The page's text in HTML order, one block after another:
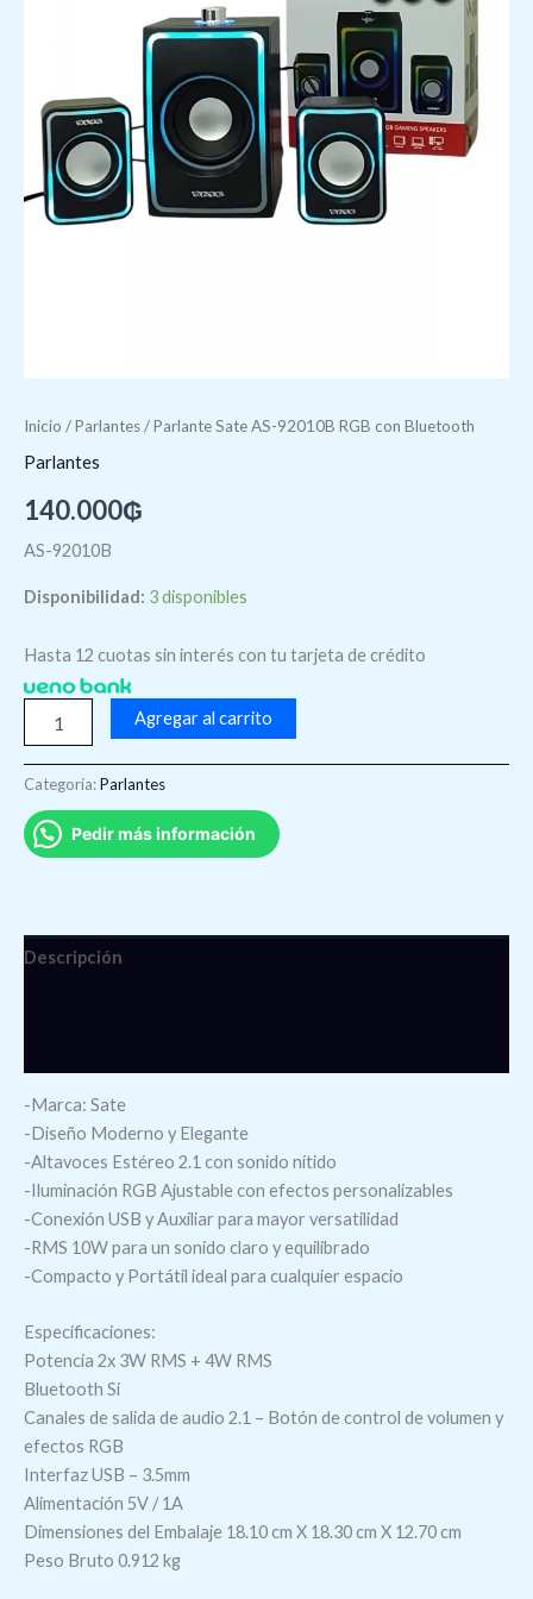
Inicio /Parlantes/ Parlante Sate AS-92010B RGB con Bluetooth
Parlantes
140.000₲
AS-92010B
Disponibilidad: 3 disponibles
Hasta 12 cuotas sin interés con tu tarjeta de crédito
Agregar al carrito
Categoría:Parlantes
Pedir más información
Descripción
-Marca: Sate
-Diseño Moderno y Elegante
-Altavoces Estéreo 2.1 con sonido nítido
-Iluminación RGB Ajustable con efectos personalizables
-Conexión USB y Auxiliar para mayor versatilidad
-RMS 10W para un sonido claro y equilibrado
-Compacto y Portátil ideal para cualquier espacio
Especificaciones:
Potencia 2x 3W RMS + 4W RMS
Bluetooth Si
Canales de salida de audio 2.1 – Botón de control de volumen y
efectos RGB
Interfaz USB – 3.5mm
Alimentación 5V / 1A
Dimensiones del Embalaje 18.10 cm X 18.30 cm X 12.70 cm
Peso Bruto 0.912 kg